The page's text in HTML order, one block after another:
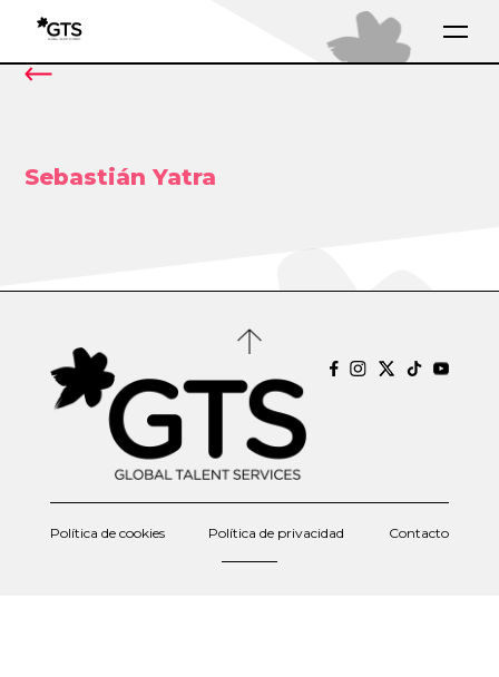
Sebastián Yatra
Política de cookies Política de privacidad Contacto